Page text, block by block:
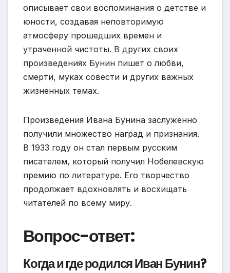
описывает свои воспоминания о детстве и
юности, создавая неповторимую
атмосферу прошедших времен и
утраченной чистоты. В других своих
произведениях Бунин пишет о любви,
смерти, муках совести и других важных
жизненных темах.
Произведения Ивана Бунина заслуженно
получили множество наград и признания.
В 1933 году он стал первым русским
писателем, который получил Нобелевскую
премию по литературе. Его творчество
продолжает вдохновлять и восхищать
читателей по всему миру.
Вопрос-ответ:
Когда и где родился Иван Бунин?